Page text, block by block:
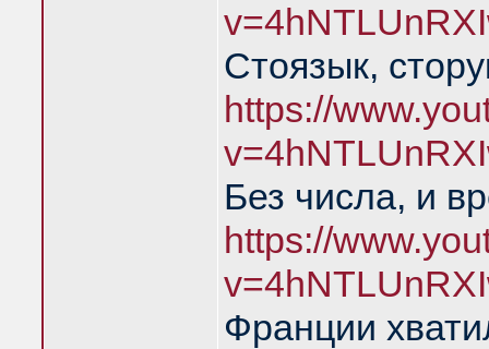
Стоязык,
https://
Без числа, и
https://
Франции